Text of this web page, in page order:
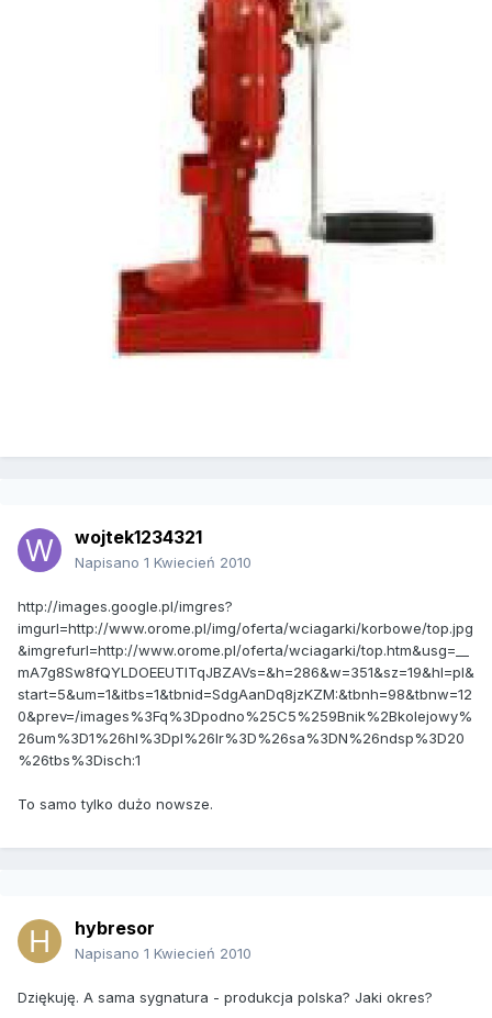
wojtek1234321
Napisano 1 Kwiecień 2010
http://images.google.pl/imgres?
imgurl=http://www.orome.pl/img/oferta/wciagarki/korbowe/top.jpg
&imgrefurl=http://www.orome.pl/oferta/wciagarki/top.htm&usg=__
mA7g8Sw8fQYLDOEEUTITqJBZAVs=&h=286&w=351&sz=19&hl=pl&
start=5&um=1&itbs=1&tbnid=SdgAanDq8jzKZM:&tbnh=98&tbnw=12
0&prev=/images%3Fq%3Dpodno%25C5%259Bnik%2Bkolejowy%
26um%3D1%26hl%3Dpl%26lr%3D%26sa%3DN%26ndsp%3D20
%26tbs%3Disch:1
To samo tylko dużo nowsze.
hybresor
Napisano 1 Kwiecień 2010
Dziękuję. A sama sygnatura - produkcja polska? Jaki okres?